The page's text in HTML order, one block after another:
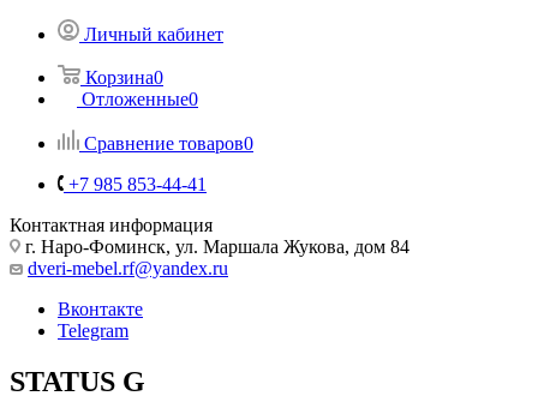
Личный кабинет
Корзина0
Отложенные0
Сравнение товаров0
+7 985 853-44-41
Контактная информация
г. Наро-Фоминск, ул. Маршала Жукова, дом 84
dveri-mebel.rf@yandex.ru
Вконтакте
Telegram
STATUS G